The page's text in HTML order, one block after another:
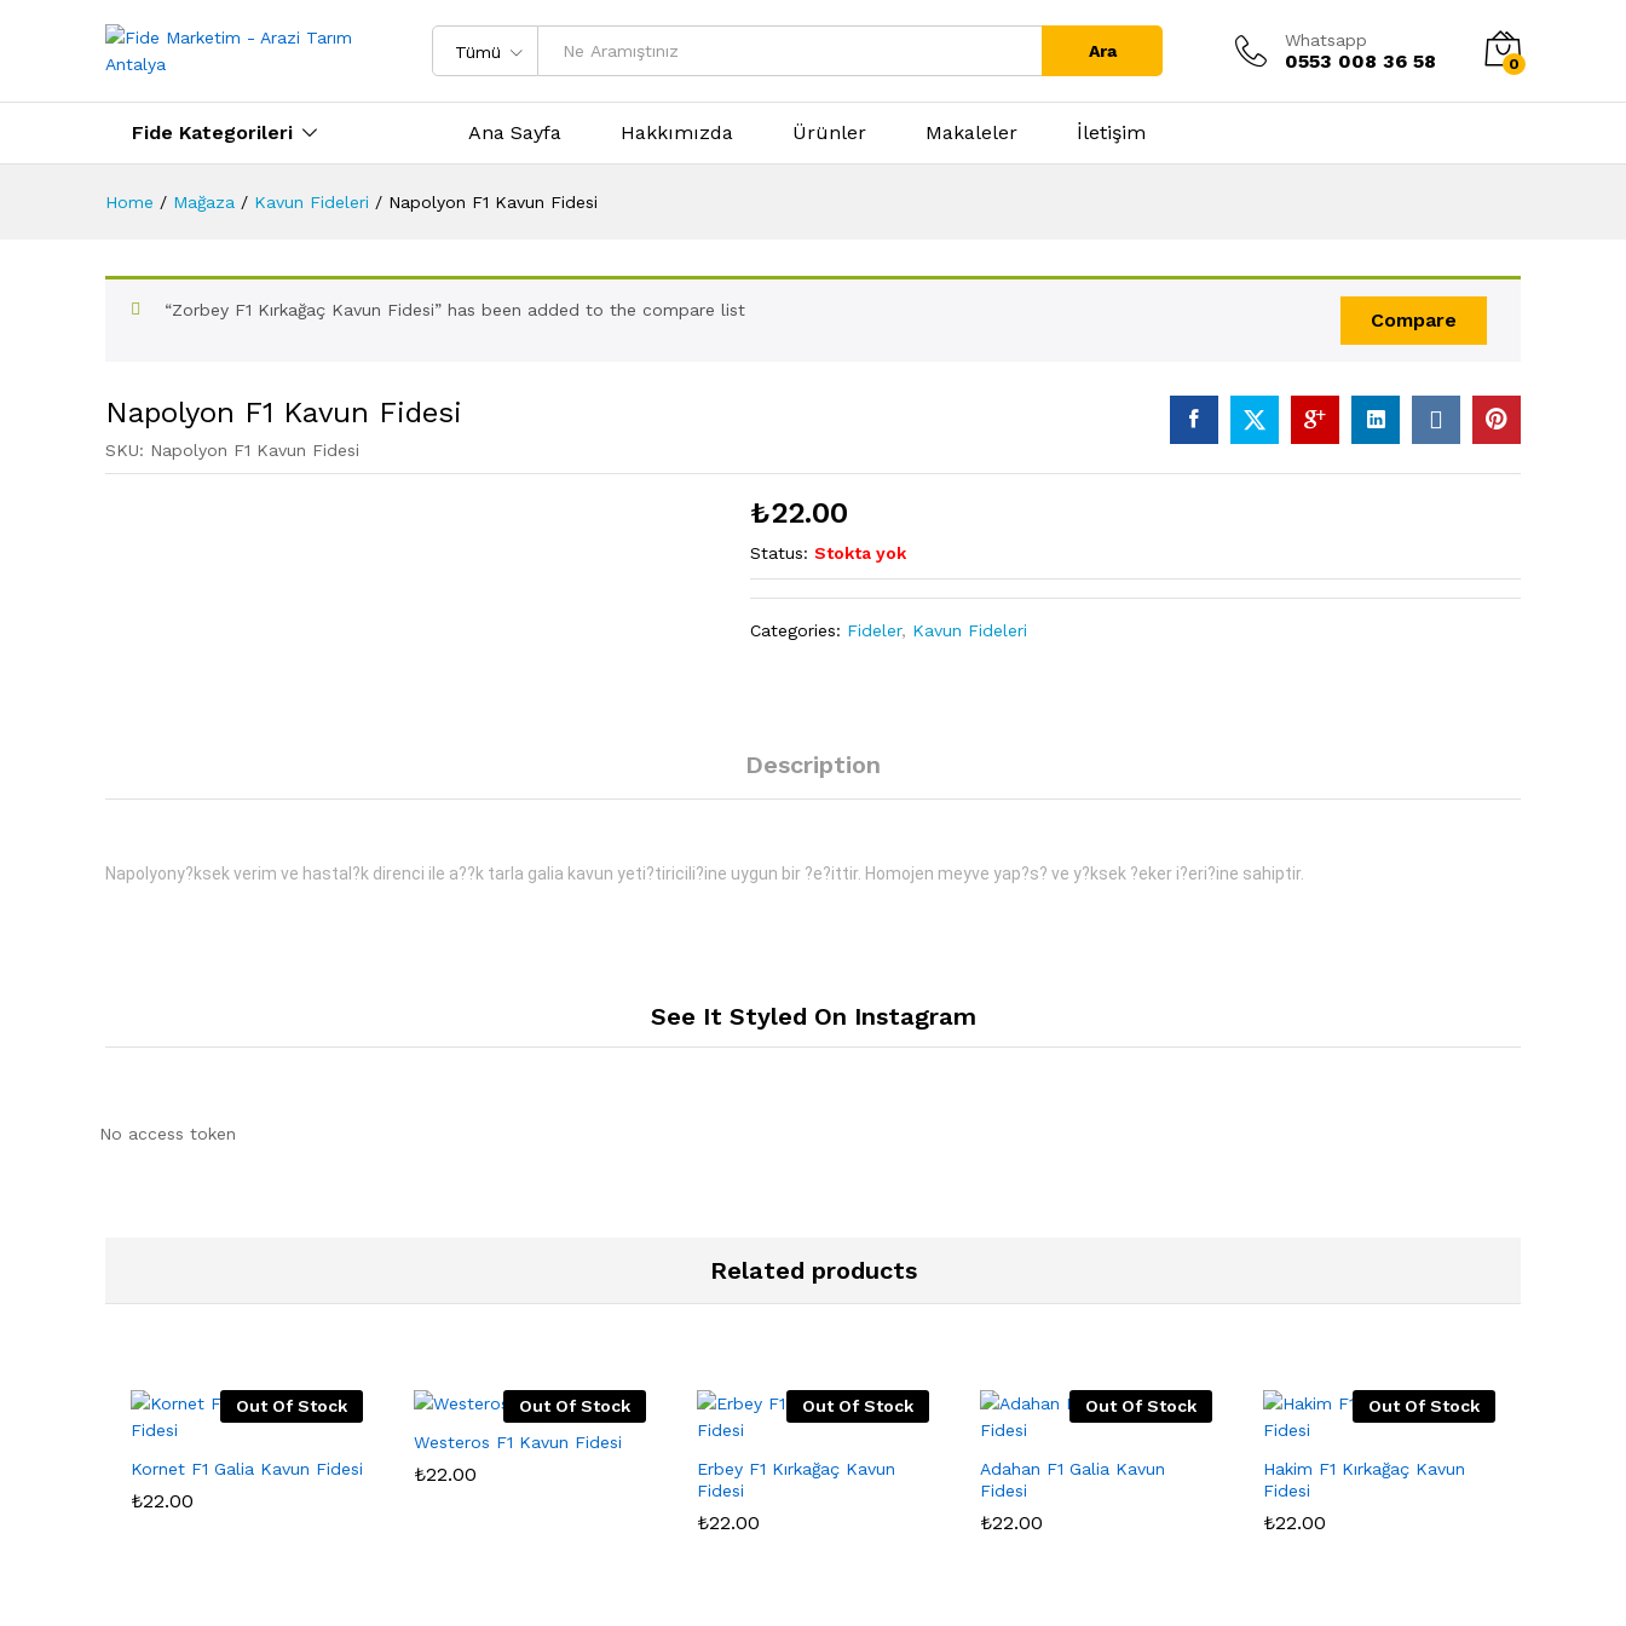
Tümü Ara
Whatsapp
0553 008 36 58 0
Fide Kategorileri Ana Sayfa Hakkımızda Ürünler Makaleler İletişim
Home / Mağaza / Kavun Fideleri / Napolyon F1 Kavun Fidesi
Compare
“Zorbey F1 Kırkağaç Kavun Fidesi” has been added to the compare list
Napolyon F1 Kavun Fidesi
SKU: Napolyon F1 Kavun Fidesi
₺22.00
Status: Stokta yok
Categories: Fideler, Kavun Fideleri
Description
Napolyony?ksek verim ve hastal?k direnci ile a??k tarla galia kavun yeti?tiricili?ine uygun bir ?e?ittir. Homojen meyve yap?s? ve y?ksek ?eker i?eri?ine sahiptir.
See It Styled On Instagram
No access token
Related products
Out Of Stock
Kornet F1 Galia Kavun Fidesi
₺22.00
Out Of Stock
Westeros F1 Kavun Fidesi
₺22.00
Out Of Stock
Erbey F1 Kırkağaç Kavun
Fidesi
₺22.00
Out Of Stock
Adahan F1 Galia Kavun
Fidesi
₺22.00
Out Of Stock
Hakim F1 Kırkağaç Kavun
Fidesi
₺22.00